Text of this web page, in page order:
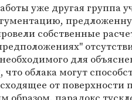
уже другая группа
собственные
для
что облака могут
от